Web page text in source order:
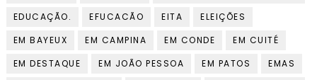
EDUCAÇÃO.
EFUCACÃO EITA
ELEIÇÕES
EM BAYEUX
EM CAMPINA EM CONDE
EM CUITÉ
EM DESTAQUE
EM JOÃO PESSOA EM PATOS
EMAS